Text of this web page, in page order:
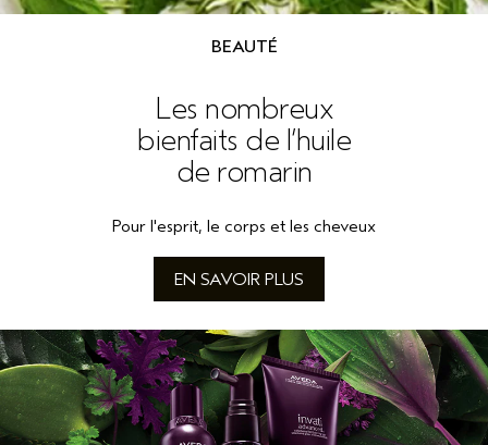
BEAUTÉ
Les nombreux
bienfaits de l’huile
de romarin
Pour l'esprit, le corps et les cheveux
EN SAVOIR PLUS